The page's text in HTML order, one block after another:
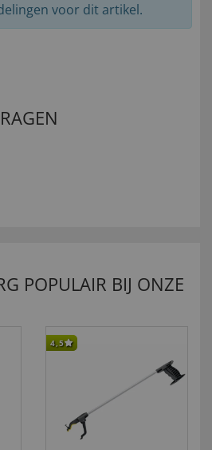
voor dit artikel.
POPULAIR BIJ ONZE
4,5